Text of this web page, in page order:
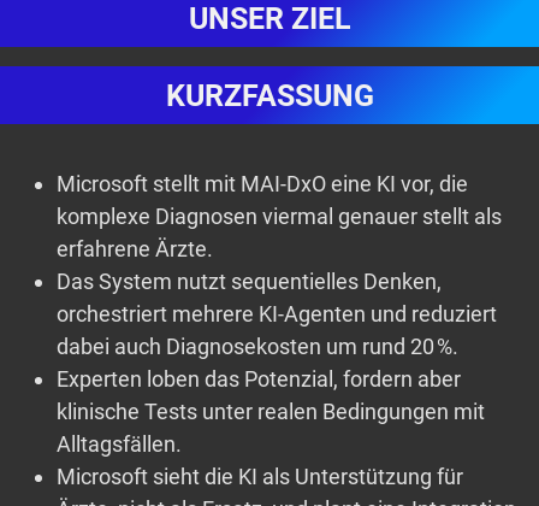
UNSER ZIEL
KURZFASSUNG
Microsoft stellt mit MAI-DxO eine KI vor, die
komplexe Diagnosen viermal genauer stellt als
erfahrene Ärzte.
Das System nutzt sequentielles Denken,
orchestriert mehrere KI-Agenten und reduziert
dabei auch Diagnosekosten um rund 20 %.
Experten loben das Potenzial, fordern aber
klinische Tests unter realen Bedingungen mit
Alltagsfällen.
Microsoft sieht die KI als Unterstützung für